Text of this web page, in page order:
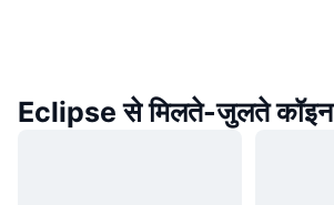
Eclipse से मिलते-जुलते कॉइन